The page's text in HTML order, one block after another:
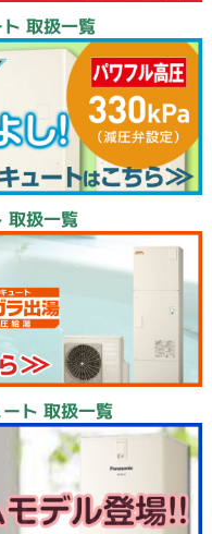
取扱一覧
取扱一覧
ト 取扱一覧